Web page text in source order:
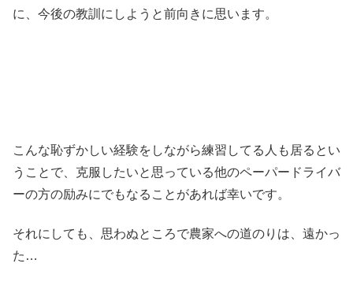
に、今後の教訓にしようと前向きに思います。
こんな恥ずかしい経験をしながら練習してる人も居るとい
うことで、克服したいと思っている他のペーパードライバ
ーの方の励みにでもなることがあれば幸いです。
それにしても、思わぬところで農家への道のりは、遠かっ
た…